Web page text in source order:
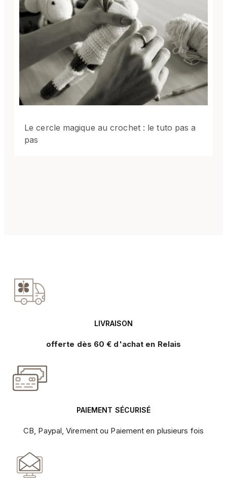
Le cercle magique au crochet : le tuto pas a
pas
LIVRAISON
offerte dès 60 € d'achat en Relais
PAIEMENT SÉCURISÉ
CB, Paypal, Virement ou Paiement en plusieurs fois